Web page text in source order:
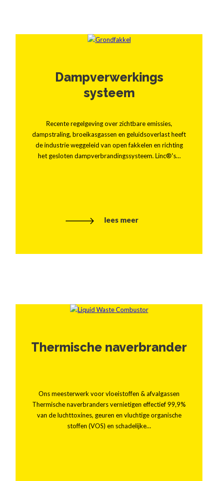
Dampverwerkings
systeem
Recente regelgeving over zichtbare emissies,
dampstraling, broeikasgassen en geluidsoverlast heeft
de industrie weggeleid van open fakkelen en richting
het gesloten dampverbrandingssysteem. Linc®'s…
lees meer
Thermische naverbrander
Ons meesterwerk voor vloeistoffen & afvalgassen
Thermische naverbranders vernietigen effectief 99,9%
van de luchttoxines, geuren en vluchtige organische
stoffen (VOS) en schadelijke…